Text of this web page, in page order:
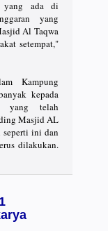
yang ada di
yang
Al Taqwa
setempat,"
Kampung
kepada
yang telah
Masjid AL
seperti ini dan
dilakukan.